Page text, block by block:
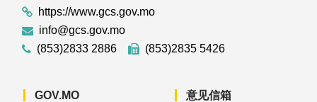
https://www.gcs.gov.mo
info@gcs.gov.mo
(853)2833 2886
(853)2835 5426
GOV.MO 意见信箱